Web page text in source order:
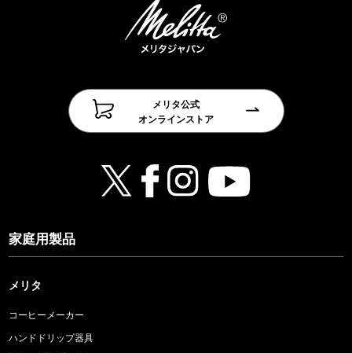
メリタ公式
オンラインストア
家庭用製品
メリタ
コーヒーメーカー
ハンドドリップ器具